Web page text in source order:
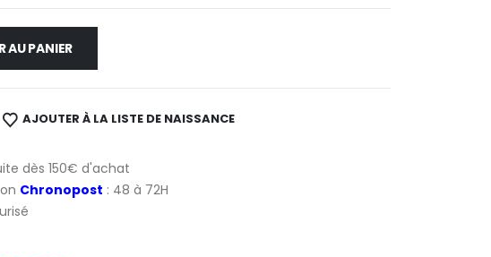
AU PANIER
AJOUTER À LA LISTE DE NAISSANCE
dès 150€ d'achat
Chronopost : 48 à 72H